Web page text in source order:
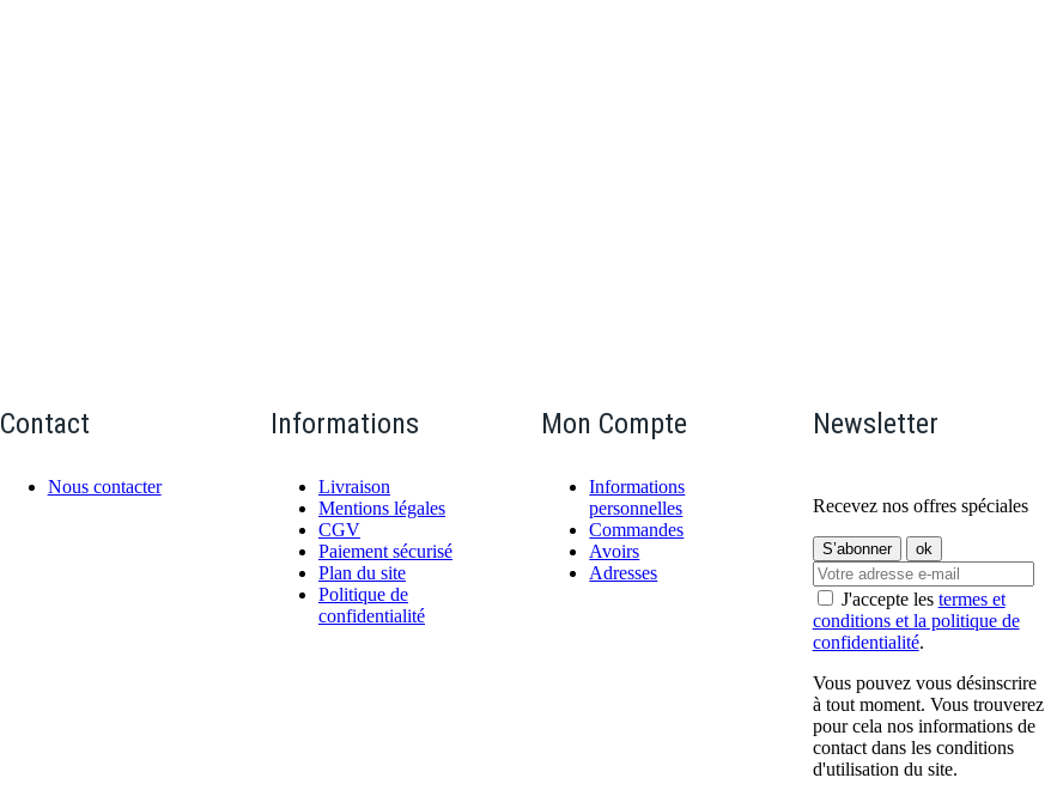
Contact
Nous contacter
Informations
Livraison
Mentions légales
CGV
Paiement sécurisé
Plan du site
Politique de
confidentialité
Mon Compte
Informations
personnelles
Commandes
Avoirs
Adresses
Newsletter
Recevez nos offres spéciales
J'accepte les termes et
conditions et la politique de
confidentialité.
Vous pouvez vous désinscrire
à tout moment. Vous trouverez
pour cela nos informations de
contact dans les conditions
d'utilisation du site.